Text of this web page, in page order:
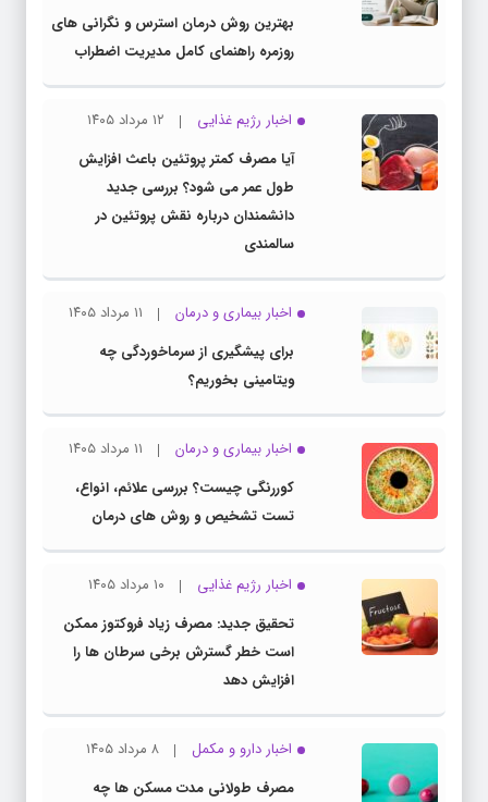
بهترین روش درمان استرس و نگرانی های
روزمره راهنمای کامل مدیریت اضطراب
اخبار رژیم غذایی
۱۲ مرداد ۱۴۰۵
آیا مصرف کمتر پروتئین باعث افزایش
طول عمر می شود؟ بررسی جدید
دانشمندان درباره نقش پروتئین در
سالمندی
اخبار بیماری و درمان
۱۱ مرداد ۱۴۰۵
برای پیشگیری از سرماخوردگی چه
ویتامینی بخوریم؟
اخبار بیماری و درمان
۱۱ مرداد ۱۴۰۵
کوررنگی چیست؟ بررسی علائم، انواع،
تست تشخیص و روش های درمان
اخبار رژیم غذایی
۱۰ مرداد ۱۴۰۵
تحقیق جدید: مصرف زیاد فروکتوز ممکن
است خطر گسترش برخی سرطان ها را
افزایش دهد
اخبار دارو و مکمل
۸ مرداد ۱۴۰۵
مصرف طولانی مدت مسکن ها چه